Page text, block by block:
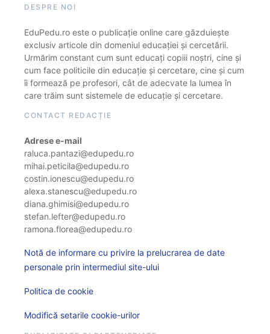
DESPRE NOI
EduPedu.ro este o publicație online care găzduiește
exclusiv articole din domeniul educației și cercetării.
Urmărim constant cum sunt educați copiii noștri, cine și
cum face politicile din educație și cercetare, cine și cum
îi formează pe profesori, cât de adecvate la lumea în
care trăim sunt sistemele de educație și cercetare.
CONTACT REDACȚIE
Adrese e-mail
raluca.pantazi@edupedu.ro
mihai.peticila@edupedu.ro
costin.ionescu@edupedu.ro
alexa.stanescu@edupedu.ro
diana.ghimisi@edupedu.ro
stefan.lefter@edupedu.ro
ramona.florea@edupedu.ro
Notă de informare cu privire la prelucrarea de date
personale prin intermediul site-ului
Politica de cookie
Modifică setarile cookie-urilor